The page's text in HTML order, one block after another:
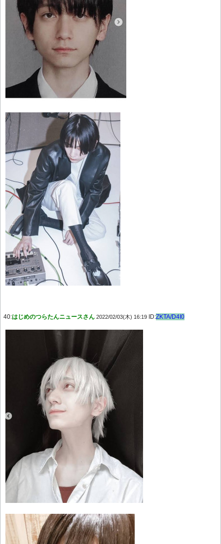
40:はじめのつらたんニュースさん 2022/02/03(木) 16:19 ID:ZKTA/D4I0